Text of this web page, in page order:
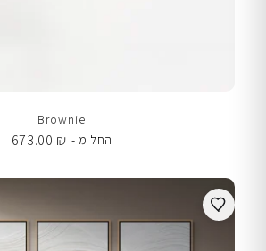
Brownie
החל מ -
673.00 ₪